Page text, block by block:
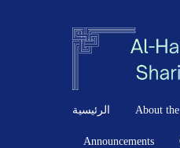
الرئيسية About
Announcements